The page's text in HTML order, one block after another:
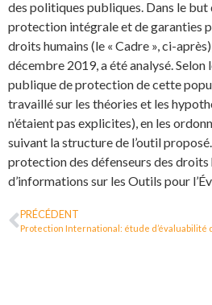
des politiques publiques. Dans le
protection intégrale et de garanties
droits humains (le « Cadre », ci-
décembre 2019, a été analysé.
publique de protection de cette
travaillé sur les théories et les
n’étaient pas explicites), en les
suivant la structure de l’outil
protection des défenseurs des
d’informations sur les Outils pour
PRÉCÉDENT